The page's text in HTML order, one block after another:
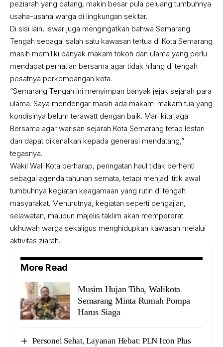
peziarah yang datang, makin besar pula peluang tumbuhnya
usaha-usaha warga di lingkungan sekitar.
Di sisi lain, Iswar juga mengingatkan bahwa Semarang
Tengah sebagai salah satu kawasan tertua di Kota Semarang
masih memiliki banyak makam tokoh dan ulama yang perlu
mendapat perhatian bersama agar tidak hilang di tengah
pesatnya perkembangan kota.
“Semarang Tengah ini menyimpan banyak jejak sejarah para
ulama. Saya mendengar masih ada makam-makam tua yang
kondisinya belum terawatt dengan baik. Mari kita jaga
Bersama agar warisan sejarah Kota Semarang tetap lestari
dan dapat dikenalkan kepada generasi mendatang,”
tegasnya.
Wakil Wali Kota berharap, peringatan haul tidak berhenti
sebagai agenda tahunan semata, tetapi menjadi titik awal
tumbuhnya kegiatan keagamaan yang rutin di tengah
masyarakat. Menurutnya, kegiatan seperti pengajian,
selawatan, maupun majelis taklim akan mempererat
ukhuwah warga sekaligus menghidupkan kawasan melalui
aktivitas ziarah.
More Read
Musim Hujan Tiba, Walikota
Semarang Minta Rumah Pompa
Harus Siaga
Personel Sehat, Layanan Hebat: PLN Icon Plus